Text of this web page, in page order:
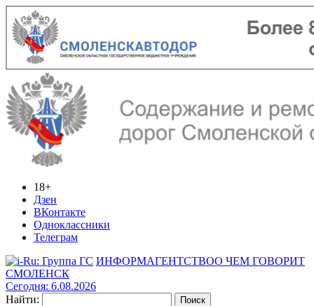
18+
Дзен
ВКонтакте
Одноклассники
Телеграм
ИНФОРМАГЕНТСТВОО ЧЕМ ГОВОРИТ
СМОЛЕНСК
Сегодня: 6.08.2026
Найти: